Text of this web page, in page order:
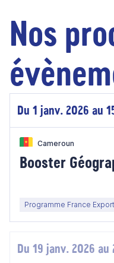
Nos
Du 1 janv. 2026 au
Cameroun
Booster
Programme France Export
Du 19 janv. 2026 au